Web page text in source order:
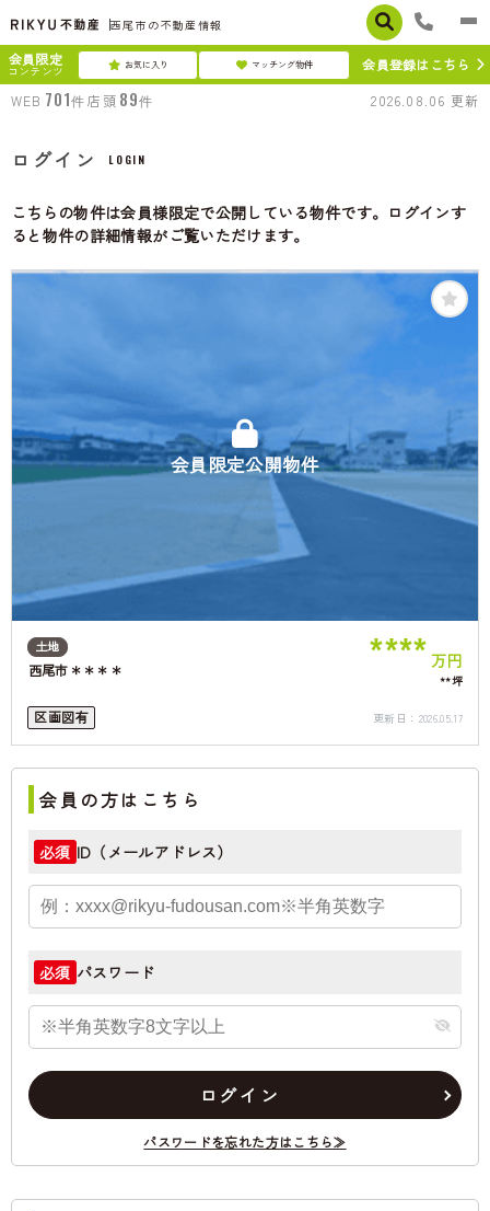
西尾市の不動産情報
会員限定
コンテンツ お気に入り マッチング物件
会員登録はこちら
WEB 701件 店頭 89件 2026.08.06 更新
ログイン LOGIN
こちらの物件は会員様限定で公開している物件です。ログインす
ると物件の詳細情報がご覧いただけます。
会員限定公開物件
土地
西尾市＊＊＊＊ **** 万円
**坪
区画図有 更新日： 2026.05.17
会員の方はこちら
必須 ID（メールアドレス）
必須 パスワード
ログイン
パスワードを忘れた方はこちら≫